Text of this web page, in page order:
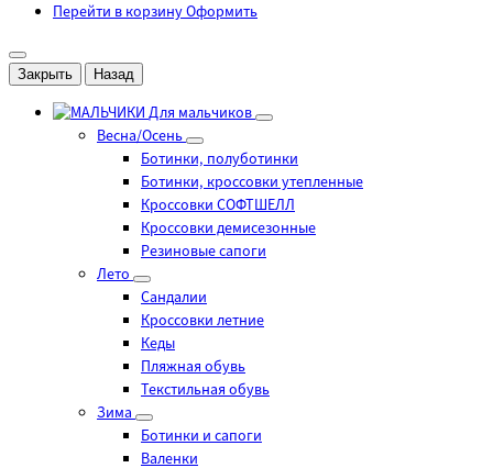
Перейти в корзинуОформить
Закрыть Назад
Для мальчиков
Весна/Осень
Ботинки, полуботинки
Ботинки, кроссовки утепленные
Кроссовки СОФТШЕЛЛ
Кроссовки демисезонные
Резиновые сапоги
Лето
Cандалии
Кроссовки летние
Кеды
Пляжная обувь
Текстильная обувь
Зима
Ботинки и сапоги
Валенки